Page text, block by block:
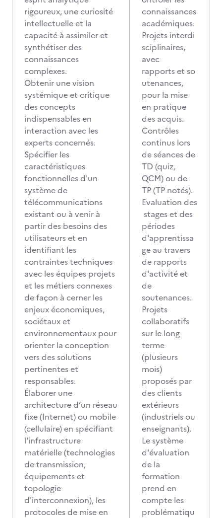
rigoureux, une curiosité
intellectuelle et la
capacité à assimiler et
synthétiser des
connaissances
complexes.
Obtenir une vision
systémique et critique
des concepts
indispensables en
interaction avec les
experts concernés.
Spécifier les
caractéristiques
fonctionnelles d'un
système de
télécommunications
existant ou à venir à
partir des besoins des
utilisateurs et en
identifiant les
contraintes techniques
avec les équipes projets
et les métiers connexes
de façon à cerner les
enjeux économiques,
sociétaux et
environnementaux pour
orienter la conception
vers des solutions
pertinentes et
responsables.
Élaborer une
architecture d’un réseau
fixe (Internet) ou mobile
(cellulaire) en spécifiant
l'infrastructure
matérielle (technologies
de transmission,
équipements et
topologie
d'interconnexion), les
protocoles de mise en
connaissances
académiques.
Projets interdi
sciplinaires,
avec
rapports et so
utenances,
pour la mise
en pratique
des acquis.
Contrôles
continus lors
de séances de
TD (quiz,
QCM) ou de
TP (TP notés).
Evaluation des
stages et des
périodes
d'apprentissa
ge au travers
de rapports
d'activité et
de
soutenances.
Projets
collaboratifs
sur le long
terme
(plusieurs
mois)
proposés par
des clients
extérieurs
(industriels ou
enseignants).
Le système
d'évaluation
de la
formation
prend en
compte les
problématiqu